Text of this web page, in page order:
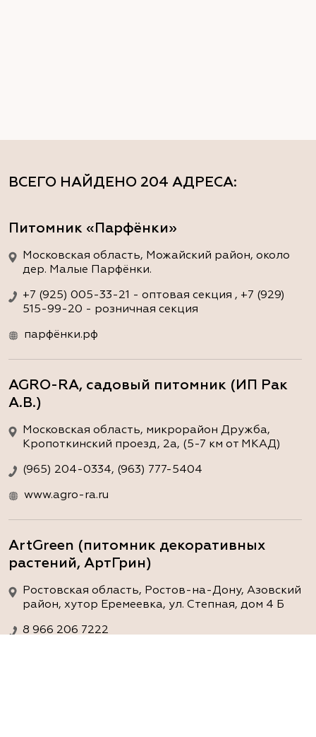
ВСЕГО НАЙДЕНО 204 АДРЕСА:
Питомник «Парфёнки»
Московская область, Можайский район, около
дер. Малые Парфёнки.
+7 (925) 005-33-21 - оптовая секция , +7 (929)
515-99-20 - розничная секция
парфёнки.рф
AGRO-RA, садовый питомник (ИП Рак
А.В.)
Московская область, микрорайон Дружба,
Кропоткинский проезд, 2а, (5-7 км от МКАД)
(965) 204-0334, (963) 777-5404
www.agro-ra.ru
ArtGreen (питомник декоративных
растений, АртГрин)
Ростовская область, Ростов-на-Дону, Азовский
район, хутор Еремеевка, ул. Степная, дом 4 Б
8 966 206 7222